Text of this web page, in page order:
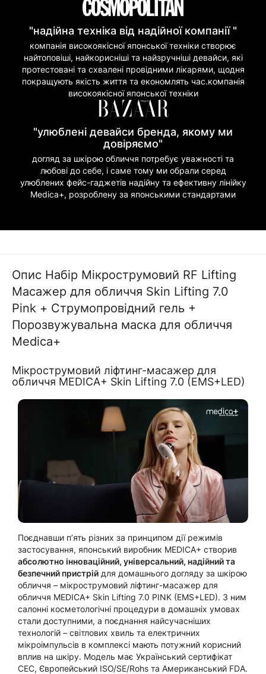
"надійна техніка від надійної компанії "
компанія високоякісної японської техніки створює
найтоповіші, найкорисніші та найзручніші девайси, які
протестовані та схвалені провідними лікарями, щодня
покращують якість життя та економлять час.компанія
високоякісної японської техніки
"улюблені девайси бренда, якому ми
довіряємо"
догляд за шкірою обличчя потребує уважності та
любові до себе, і саме тому ми обрали серед
улюблених фейс-гаджетів надійну та ефективну лінійку
Medica+, розроблену за японськими стандартами
Опис Набір Мікрострумовий RF Lifting
Масажер для обличчя Skin Lifting 7.0
Pink + Струмопровідний гель +
Порозвужувальна маска для обличчя
Medica+
Мікрострумовий ліфтинг-масажер для
обличчя MEDICA+ Skin Lifting 7.0 (EMS+LED)
Поєднавши п’ять різних за принципом дії режимів
застосування, японський виробник MEDICA+ створив
абсолютно інноваційний, універсальний, надійний та
безпечний пристрій для домашнього догляду за шкірою
обличчя – мікрострумовий ліфтинг-масажер для
обличчя MEDICA+ Skin Lifting 7.0 PINK (EMS+LED). З ним
салонні косметологічні процедури в домашніх умовах
стали доступними, а поєднання найсучасніших
технологій – світлових хвиль та електричних
мікроімпульсів в комплексі мають потужний корисний
вплив на шкіру. Модель має Український сертифікат
СЕС, Європейський ISO/SE/Rohs та Американський FDA.